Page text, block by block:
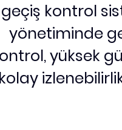
geçiş kontrol
yönetiminde
yüksek
kolay